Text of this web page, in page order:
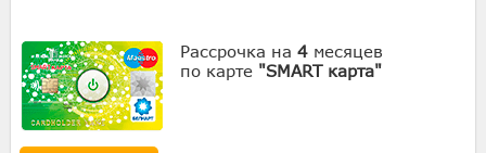
Рассрочка на 4 месяцев
по карте "SMART карта"